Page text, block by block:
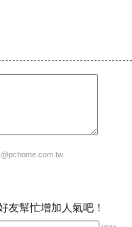
友幫忙增加人氣吧！